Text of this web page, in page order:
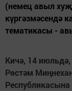
(немец авыл
күргәзмәсендә
тематикасы -
Кичә, 14
Рөстәм
Республикасына